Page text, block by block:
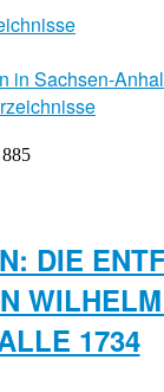
in Sachsen-
DIE
1734